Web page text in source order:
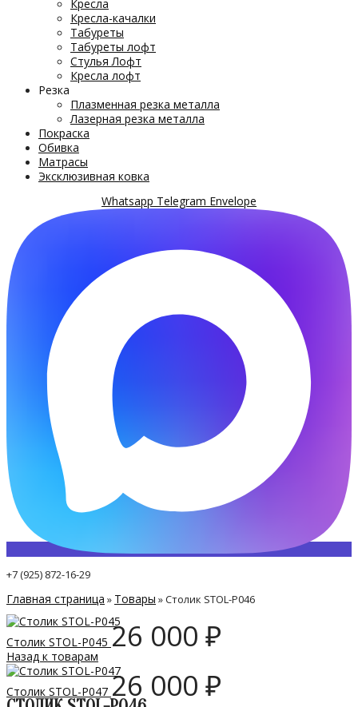
Кресла
Кресла-качалки
Табуреты
Табуреты лофт
Стулья Лофт
Кресла лофт
Резка
Плазменная резка металла
Лазерная резка металла
Покраска
Обивка
Матрасы
Эксклюзивная ковка
Whatsapp Telegram Envelope
+7 (925) 872-16-29
Главная страница » Товары »Столик STOL-P046
Столик STOL-P045 26 000 ₽
Назад к товарам
Столик STOL-P047 26 000 ₽